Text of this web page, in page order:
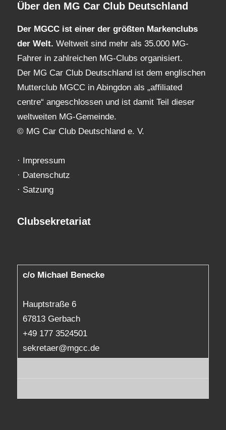
Über den MG Car Club Deutschland
Der MGCC ist einer der größten Markenclubs
der Welt. Weltweit sind mehr als 35.000 MG-
Fahrer in zahlreichen MG-Clubs organisiert.
Der MG Car Club Deutschland ist dem englischen
Mutterclub MGCC in Abingdon als „affiliated
centre“ angeschlossen und ist damit Teil dieser
weltweiten MG-Gemeinde.
© MG Car Club Deutschland e. V.
·
Impressum
· Datenschutz
· Satzung
Clubsekretariat
c/o Michael Benecke
Hauptstraße 6
67813 Gerbach
+49 177 3524501
sekretaer@mgcc.de